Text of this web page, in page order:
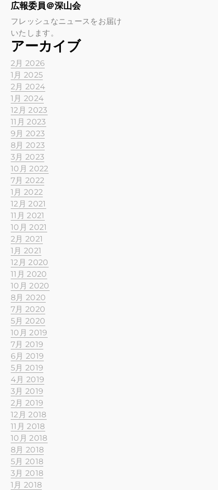
広報委員＠深山会
フレッシュなニュースをお届け
いたします。
アーカイブ
2月 2026
1月 2025
2月 2024
1月 2024
12月 2023
11月 2023
9月 2023
8月 2023
3月 2023
10月 2022
7月 2022
1月 2022
12月 2021
11月 2021
10月 2021
2月 2021
1月 2021
12月 2020
11月 2020
10月 2020
8月 2020
7月 2020
5月 2020
10月 2019
7月 2019
6月 2019
5月 2019
4月 2019
3月 2019
2月 2019
12月 2018
11月 2018
10月 2018
8月 2018
5月 2018
3月 2018
1月 2018